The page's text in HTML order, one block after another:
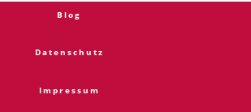
Blog
Datenschutz
Impressum